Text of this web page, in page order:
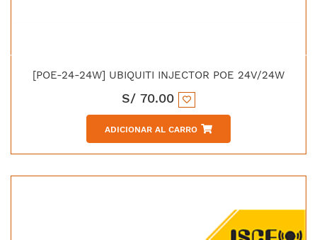
[POE-24-24W] UBIQUITI INJECTOR POE 24V/24W
S/ 70.00
ADICIONAR AL CARRO